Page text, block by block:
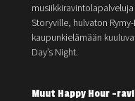
Storyville, hulvaton
kaupunkielämään
Day’s Night.
Muut Happy Hour -